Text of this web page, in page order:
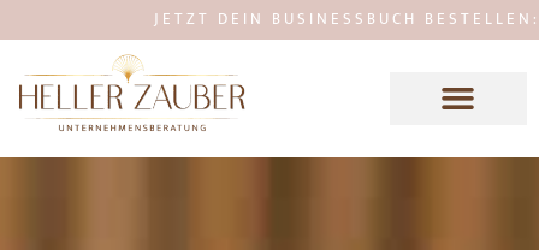
JETZT DEIN BUSINESSBUCH BESTELLEN: